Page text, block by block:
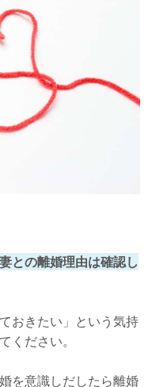
との離婚理由は確認し
おきたい」という気持
ください。
を意識しだしたら離婚